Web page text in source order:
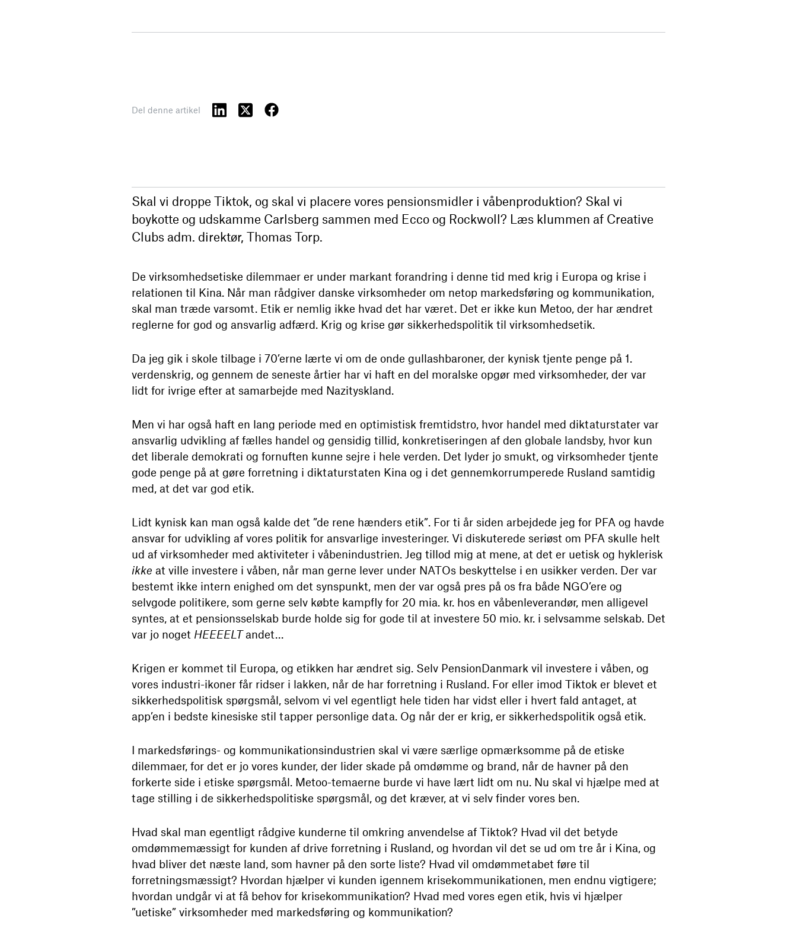
Del denne artikel
Skal vi droppe Tiktok, og skal vi placere vores pensionsmidler i våbenproduktion? Skal vi
boykotte og udskamme Carlsberg sammen med Ecco og Rockwoll? Læs klummen af Creative
Clubs adm. direktør, Thomas Torp.
De virksomhedsetiske dilemmaer er under markant forandring i denne tid med krig i Europa og krise i
relationen til Kina. Når man rådgiver danske virksomheder om netop markedsføring og kommunikation,
skal man træde varsomt. Etik er nemlig ikke hvad det har været. Det er ikke kun Metoo, der har ændret
reglerne for god og ansvarlig adfærd. Krig og krise gør sikkerhedspolitik til virksomhedsetik.
Da jeg gik i skole tilbage i 70’erne lærte vi om de onde gullashbaroner, der kynisk tjente penge på 1.
verdenskrig, og gennem de seneste årtier har vi haft en del moralske opgør med virksomheder, der var
lidt for ivrige efter at samarbejde med Nazityskland.
Men vi har også haft en lang periode med en optimistisk fremtidstro, hvor handel med diktaturstater var
ansvarlig udvikling af fælles handel og gensidig tillid, konkretiseringen af den globale landsby, hvor kun
det liberale demokrati og fornuften kunne sejre i hele verden. Det lyder jo smukt, og virksomheder tjente
gode penge på at gøre forretning i diktaturstaten Kina og i det gennemkorrumperede Rusland samtidig
med, at det var god etik.
Lidt kynisk kan man også kalde det ”de rene hænders etik”. For ti år siden arbejdede jeg for PFA og havde
ansvar for udvikling af vores politik for ansvarlige investeringer. Vi diskuterede seriøst om PFA skulle helt
ud af virksomheder med aktiviteter i våbenindustrien. Jeg tillod mig at mene, at det er uetisk og hyklerisk
ikke at ville investere i våben, når man gerne lever under NATOs beskyttelse i en usikker verden. Der var
bestemt ikke intern enighed om det synspunkt, men der var også pres på os fra både NGO’ere og
selvgode politikere, som gerne selv købte kampfly for 20 mia. kr. hos en våbenleverandør, men alligevel
syntes, at et pensionsselskab burde holde sig for gode til at investere 50 mio. kr. i selvsamme selskab. Det
var jo noget HEEEELTandet…
Krigen er kommet til Europa, og etikken har ændret sig. Selv PensionDanmark vil investere i våben, og
vores industri-ikoner får ridser i lakken, når de har forretning i Rusland. For eller imod Tiktok er blevet et
sikkerhedspolitisk spørgsmål, selvom vi vel egentligt hele tiden har vidst eller i hvert fald antaget, at
app’en i bedste kinesiske stil tapper personlige data. Og når der er krig, er sikkerhedspolitik også etik.
I markedsførings- og kommunikationsindustrien skal vi være særlige opmærksomme på de etiske
dilemmaer, for det er jo vores kunder, der lider skade på omdømme og brand, når de havner på den
forkerte side i etiske spørgsmål. Metoo-temaerne burde vi have lært lidt om nu. Nu skal vi hjælpe med at
tage stilling i de sikkerhedspolitiske spørgsmål, og det kræver, at vi selv finder vores ben.
Hvad skal man egentligt rådgive kunderne til omkring anvendelse af Tiktok? Hvad vil det betyde
omdømmemæssigt for kunden af drive forretning i Rusland, og hvordan vil det se ud om tre år i Kina, og
hvad bliver det næste land, som havner på den sorte liste? Hvad vil omdømmetabet føre til
forretningsmæssigt? Hvordan hjælper vi kunden igennem krisekommunikationen, men endnu vigtigere;
hvordan undgår vi at få behov for krisekommunikation? Hvad med vores egen etik, hvis vi hjælper
”uetiske” virksomheder med markedsføring og kommunikation?